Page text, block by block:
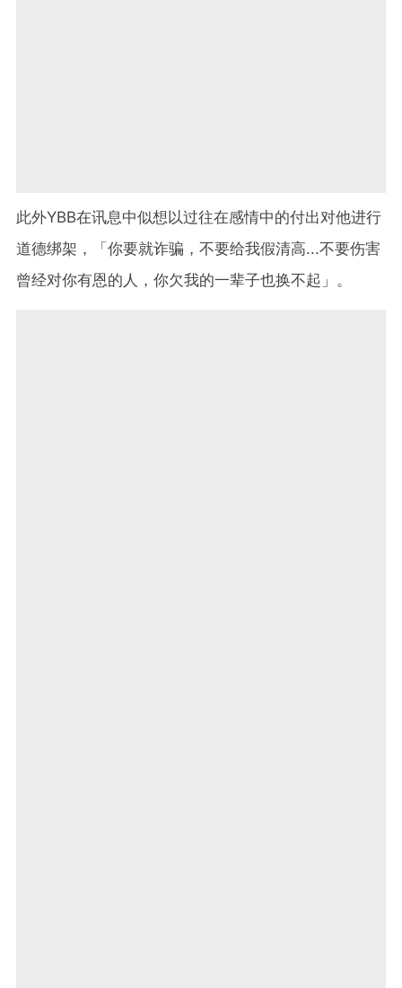
此外YBB在讯息中似想以过往在感情中的付出对他进行
道德绑架，「你要就诈骗，不要给我假清高...不要伤害
曾经对你有恩的人，你欠我的一辈子也换不起」。